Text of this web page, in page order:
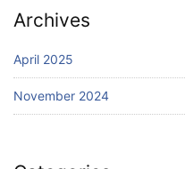
Archives
April 2025
November 2024